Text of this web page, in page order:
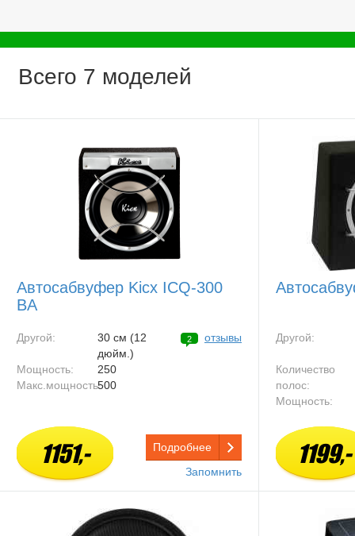
Всего 7 моделей
Автосабвуфер Kicx ICQ-300
BA
Другой:
30 см (12
дюйм.)
Мощность:
250
Макс.мощность:500
2 отзывы
1151,-
Подробнее
Запомнить
Другой:
Количество
полос:
Мощность:
1199,-